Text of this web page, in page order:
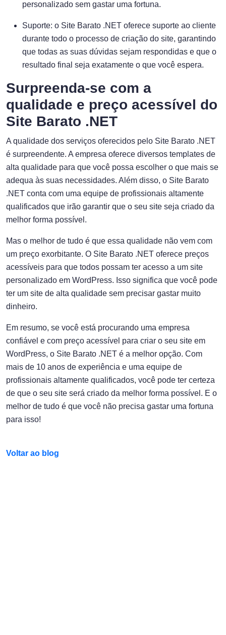
personalizado sem gastar uma fortuna.
Suporte: o Site Barato .NET oferece suporte ao cliente
durante todo o processo de criação do site, garantindo
que todas as suas dúvidas sejam respondidas e que o
resultado final seja exatamente o que você espera.
Surpreenda-se com a
qualidade e preço acessível do
Site Barato .NET
A qualidade dos serviços oferecidos pelo Site Barato .NET
é surpreendente. A empresa oferece diversos templates de
alta qualidade para que você possa escolher o que mais se
adequa às suas necessidades. Além disso, o Site Barato
.NET conta com uma equipe de profissionais altamente
qualificados que irão garantir que o seu site seja criado da
melhor forma possível.
Mas o melhor de tudo é que essa qualidade não vem com
um preço exorbitante. O Site Barato .NET oferece preços
acessíveis para que todos possam ter acesso a um site
personalizado em WordPress. Isso significa que você pode
ter um site de alta qualidade sem precisar gastar muito
dinheiro.
Em resumo, se você está procurando uma empresa
confiável e com preço acessível para criar o seu site em
WordPress, o Site Barato .NET é a melhor opção. Com
mais de 10 anos de experiência e uma equipe de
profissionais altamente qualificados, você pode ter certeza
de que o seu site será criado da melhor forma possível. E o
melhor de tudo é que você não precisa gastar uma fortuna
para isso!
Voltar ao blog